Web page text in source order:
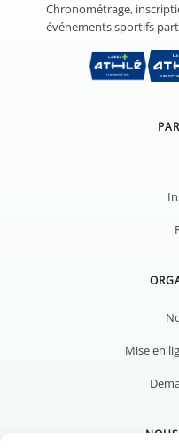
Chronométrage,
événements sportifs
Mise en